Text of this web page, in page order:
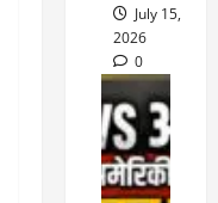
July 15,
2026
0